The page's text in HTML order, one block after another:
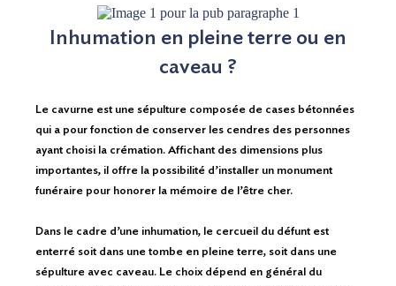
ARTICLES
FUNÈBRES
Inhumation en pleine terre ou en
caveau ?
Le cavurne est une sépulture composée de cases bétonnées
qui a pour fonction de conserver les cendres des personnes
ayant choisi la crémation. Affichant des dimensions plus
importantes, il offre la possibilité d’installer un monument
funéraire pour honorer la mémoire de l’être cher.
Dans le cadre d’une inhumation, le cercueil du défunt est
enterré soit dans une tombe en pleine terre, soit dans une
sépulture avec caveau. Le choix dépend en général du